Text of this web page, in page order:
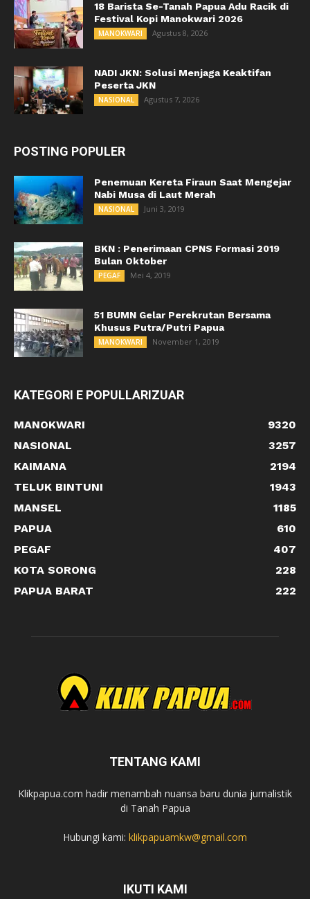
18 Barista Se-Tanah Papua Adu Racik di
Festival Kopi Manokwari 2026
MANOKWARI Agustus 8, 2026
NADI JKN: Solusi Menjaga Keaktifan
Peserta JKN
NASIONAL Agustus 7, 2026
POSTING POPULER
Penemuan Kereta Firaun Saat Mengejar
Nabi Musa di Laut Merah
NASIONAL Juni 3, 2019
BKN : Penerimaan CPNS Formasi 2019
Bulan Oktober
PEGAF Mei 4, 2019
51 BUMN Gelar Perekrutan Bersama
Khusus Putra/Putri Papua
MANOKWARI November 1, 2019
KATEGORI E POPULLARIZUAR
MANOKWARI
9320
NASIONAL
3257
KAIMANA
2194
TELUK BINTUNI
1943
MANSEL
1185
PAPUA
610
PEGAF
407
KOTA SORONG
228
PAPUA BARAT
222
TENTANG KAMI
Klikpapua.com hadir menambah nuansa baru dunia jurnalistik
di Tanah Papua
Hubungi kami: klikpapuamkw@gmail.com
IKUTI KAMI